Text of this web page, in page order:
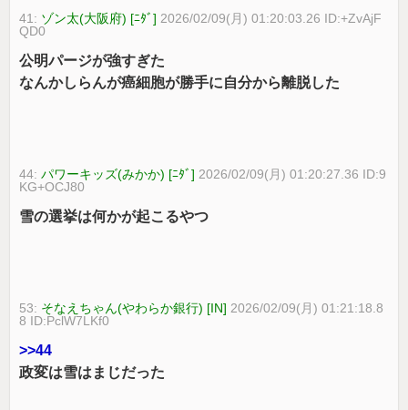
41: ゾン太(大阪府) [ﾆﾀﾞ] 2026/02/09(月) 01:20:03.26 ID:+ZvAjF
QD0
公明パージが強すぎた
なんかしらんが癌細胞が勝手に自分から離脱した
44:パワーキッズ(みかか) [ﾆﾀﾞ] 2026/02/09(月) 01:20:27.36 ID:9
KG+OCJ80
雪の選挙は何かが起こるやつ
53: そなえちゃん(やわらか銀行) [IN] 2026/02/09(月) 01:21:18.8
8 ID:PclW7LKf0
>>44
政変は雪はまじだった